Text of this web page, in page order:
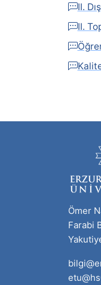
II.
II.
Ömer
Farabi